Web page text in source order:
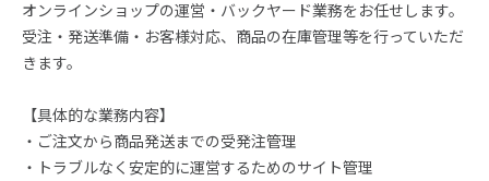
オンラインショップの運営・バックヤード業務をお任せします。
受注・発送準備・お客様対応、商品の在庫管理等を行っていただ
きます。
【具体的な業務内容】
・ご注文から商品発送までの受発注管理
・トラブルなく安定的に運営するためのサイト管理